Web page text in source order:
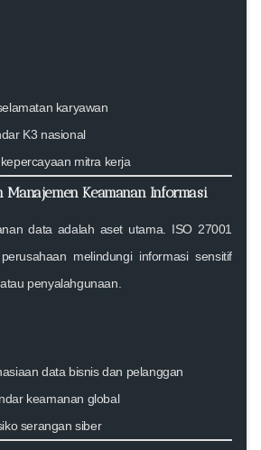
karyawan
K3 nasional
mitra kerja
Manajemen Keamanan Informasi
data adalah aset utama. ISO 27001
melindungi informasi sensitif
penyalahgunaan.
data bisnis dan pelanggan
keamanan global
serangan siber